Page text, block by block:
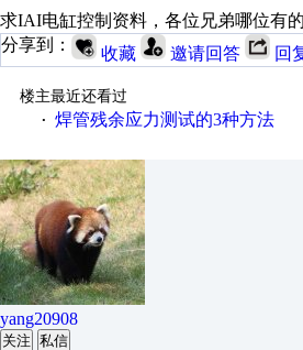
求IAI电缸控制资料，各位兄弟哪位有
分享到：
收藏 邀请回答 回
楼主最近还看过
· 焊管残余应力测试的3种方法
yang20908
关注 私信